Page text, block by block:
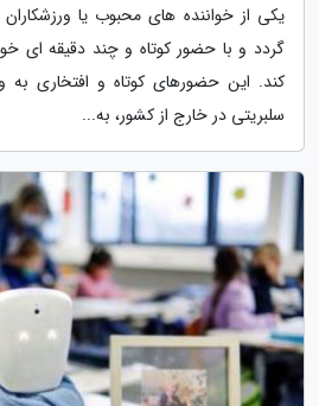
یکی از خواننده های محبوب یا
گردد و با حضور کوتاه و چند دقیقه ای
کند. این حضورهای کوتاه و افتخاری به
سلبریتی در خارج از کشور، به...